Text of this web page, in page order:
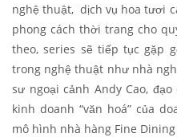
nghệ thuật, dịch vụ hoa tươi
phong cách thời trang cho
theo, series sẽ tiếp tục gặp
trong nghệ thuật như nhà
sư ngoại cảnh Andy Cao,
kinh doanh “văn hoá” của
mô hình nhà hàng Fine